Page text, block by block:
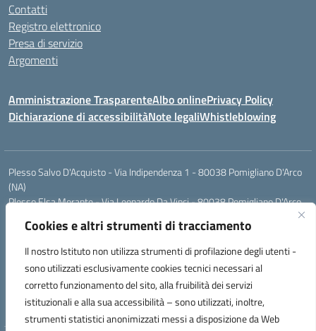
Cookies e altri strumenti di tracciamento
Il nostro Istituto non utilizza strumenti di profilazione degli utenti -
sono utilizzati esclusivamente cookies tecnici necessari al
corretto funzionamento del sito, alla fruibilità dei servizi
istituzionali e alla sua accessibilità – sono utilizzati, inoltre,
strumenti statistici anonimizzati messi a disposizione da Web
Contatti
Registro elettronico
Presa di servizio
Argomenti
Amministrazione TrasparenteAlbo onlinePrivacy Policy
Dichiarazione di accessibilitàNote legaliWhistleblowing
Plesso Salvo D'Acquisto - Via Indipendenza 1 - 80038 Pomigliano D'Arco
(NA)
Plesso Elsa Morante - Via Leonardo Da Vinci - 80038 Pomigliano D'Arco
Plesso Leone - Via Pascoli - 80038 Pomigliano D'Arco (NA)
Tel.:0813177304 - Mail: naic8g1003@istruzione.it - Pec:
Codice Univoco ufficio: UIECQ7
codice Meccanografico: NAIC8G1003
Codice Fiscale: 93076670632